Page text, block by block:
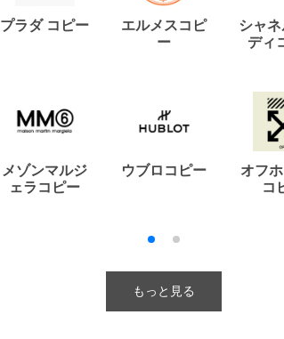
プラダ コピー
エルメスコピ
ー
シャ
ディ
メゾンマルジ
ェラコピー
ウブロコピー
オフ
コ
もっと見る